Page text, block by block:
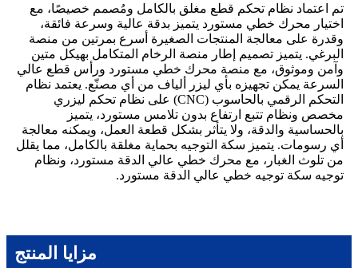
تم اعتماد نظام تحكم قطع مغلق بالكامل ومُصمم خصيصًا، مع
اختيار محرك خطي مستورد يتميز بدقة عالية وسرعة فائقة،
وقدرة على معالجة المنتجات الصغيرة أسرع بمرتين من منصة
البرغي. يتميز تصميم إطار منصة الرخام المتكامل بهيكل متين
وآمن وموثوق، مع منصة محرك خطي مستورد ورأس قطع عالي
السرعة يمكن تجهيزه بأي ليزر ألياف من أي مصنّع. يعتمد نظام
التحكم الرقمي بالحاسوب (CNC) على نظام تحكم ليزري
مخصص ونظام تتبع ارتفاع بدون تلامس مستورد، يتميز
بالحساسية والدقة، ولا يتأثر بشكل قطعة العمل، ويمكنه معالجة
أي رسومات. يتميز سكة التوجيه بحماية مغلقة بالكامل، مما يقلل
من تلوث الغبار، مع محرك خطي عالي الدقة مستورد، ونظام
توجيه سكة توجيه خطي عالي الدقة مستورد.
مزايا المنتج